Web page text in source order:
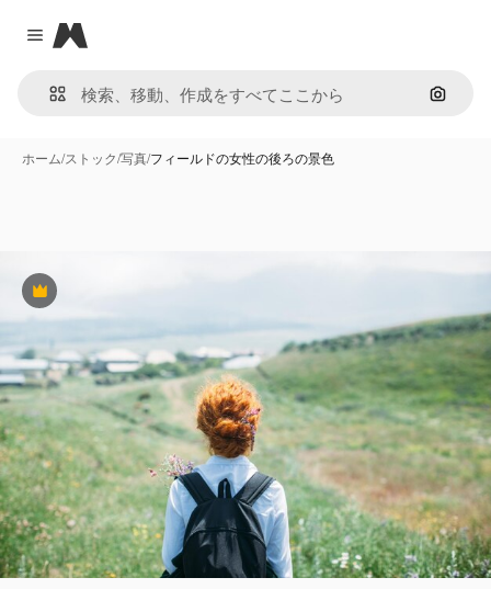
Close menu
Magnific
画像で
ホーム/ストック/写真/フィールドの女性の後ろの景色
Premium